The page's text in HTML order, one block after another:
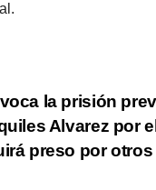
la prisión
Alvarez por
preso por